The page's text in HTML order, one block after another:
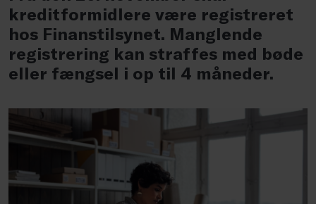
kreditformidlere være registreret
hos Finanstilsynet. Manglende
registrering kan straffes med bøde
eller fængsel i op til 4 måneder.